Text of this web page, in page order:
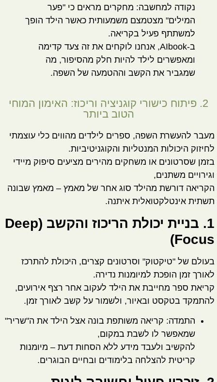
נקודה למחשבה: מחקרים מראים כי "פער
המילים" מצטמצם משמעותית כאשר הילד הופך
למשתתף פעיל בקריאה.
ב-AIbook, אנחנו לוקחים את זה צעד קדימה
ומאפשרים לילד להיות חלק מהסיפור, מה
שמגביר את הקשב וההטמעה של השפה.
2. פיתוח כישורי קוגניציה וריכוז: האימון המוחי
הטוב ביותר
מעבר להעשרת השפה, ספרים לילדים מהווים כלי עוצמתי
לחיזוק היכולות המנטליות והקוגניטיביות.
בזמן שסרטונים או משחקים מהירים מציעים סיפוק מיידי
וגירויים משתנים,
הקריאה דורשת מהילד סוג אחר של מאמץ – מאמץ שבונה
תשתית אינטלקטואלית איתנה.
1. בניית יכולת הריכוז והקשב (Deep
Focus)
בעולם של "טיקטוק" וסרטונים קצרים, היכולת להתרכז
לאורך זמן הופכת למיומנות נדירה.
קריאת ספר מחייבת את הילד לעקוב אחר רצף אירועים,
להתמקד בטקסט ובאיור, ולשמור על קשב לאורך זמן.
התמדה: קריאה משותפת בונה אצל הילד את ה"שריר"
שמאפשר לו לשבת במקום,
להקשיב ולעבד מידע ללא הסחות דעת – מיומנות
קריטית להצלחה בלימודים ובחיים הבוגרים.